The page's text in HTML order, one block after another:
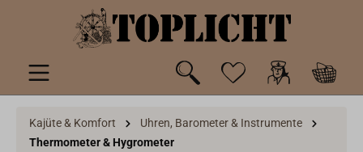
springen
Kajüte & Komfort
Uhren, Barometer & Instrumente
Thermometer & Hygrometer